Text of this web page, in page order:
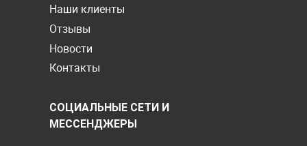
Наши клиенты
Отзывы
Новости
Контакты
СОЦИАЛЬНЫЕ СЕТИ И
МЕССЕНДЖЕРЫ